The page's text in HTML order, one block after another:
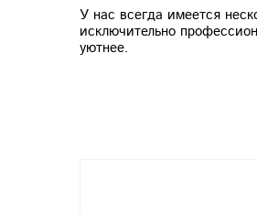
У нас всегда имеется
исключительно
уютнее.